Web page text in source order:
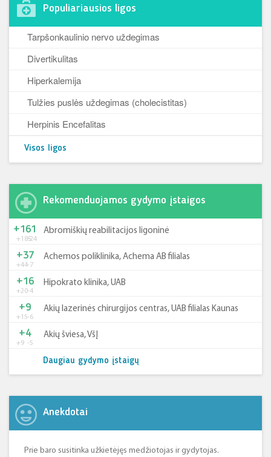
Populiariausios ligos
Tarpšonkaulinio nervo uždegimas
Divertikulitas
Hiperkalemija
Tulžies puslės uždegimas (cholecistitas)
Herpinis Encefalitas
Visos ligos
Rekomenduojamos gydymo įstaigos
+185-24
+161 Abromiškių reabilitacijos ligoninė
+44-7
+37 Achemos poliklinika, Achema AB filialas
+20-4
+16 Hipokrato klinika, UAB
+15-6
+9 Akių lazerinės chirurgijos centras, UAB filialas Kaunas
+9 -5
+4 Akių šviesa, VšĮ
Daugiau gydymo įstaigų
Anekdotai
Prie baro susitinka užkietėjęs medžiotojas ir gydytojas.